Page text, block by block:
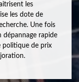
les
les dote de
Une fois
dépannage rapide
politique de prix